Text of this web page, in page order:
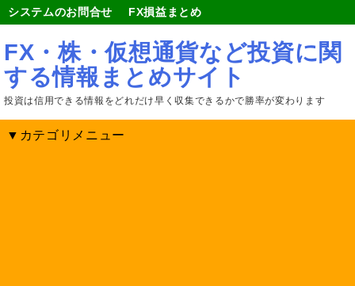
システムのお問合せ FX損益まとめ
FX・株・仮想通貨など投資に関
する情報まとめサイト
投資は信用できる情報をどれだけ早く収集できるかで勝率が変わります
▼カテゴリメニュー